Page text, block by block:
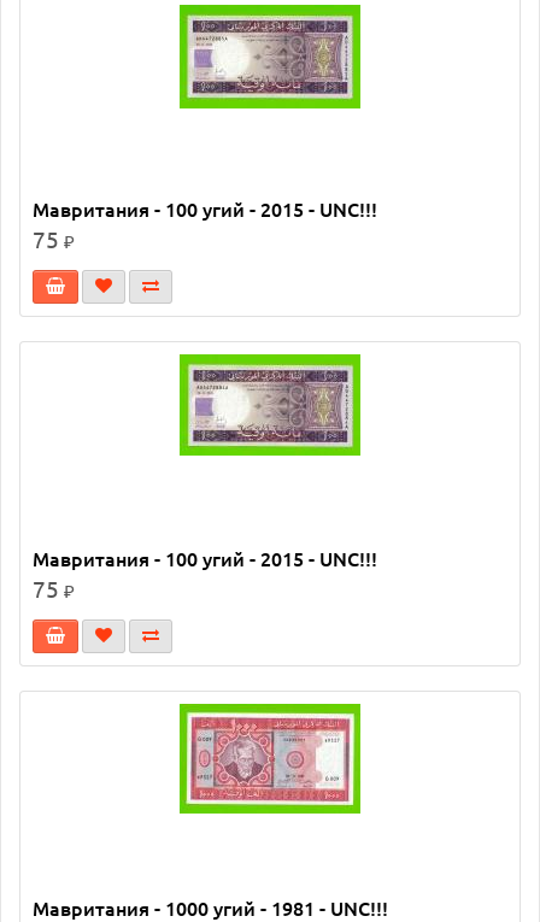
Мавритания - 100 угий - 2015 - UNC!!!
75 ₽
Мавритания - 100 угий - 2015 - UNC!!!
75 ₽
Мавритания - 1000 угий - 1981 - UNC!!!